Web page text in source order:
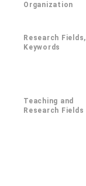
Organization
Research Fields,
Keywords
Teaching and
Research Fields